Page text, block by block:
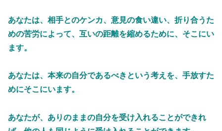
あなたは、相手とのケンカ、意見の食い違い、折り合うた
めの苦労によって、互いの距離を縮めるために、そこにい
ます。
あなたは、本来の自分であるべきという考えを、手放すた
めにそこにいます。
あなたが、ありのままの自分を受け入れることができれ